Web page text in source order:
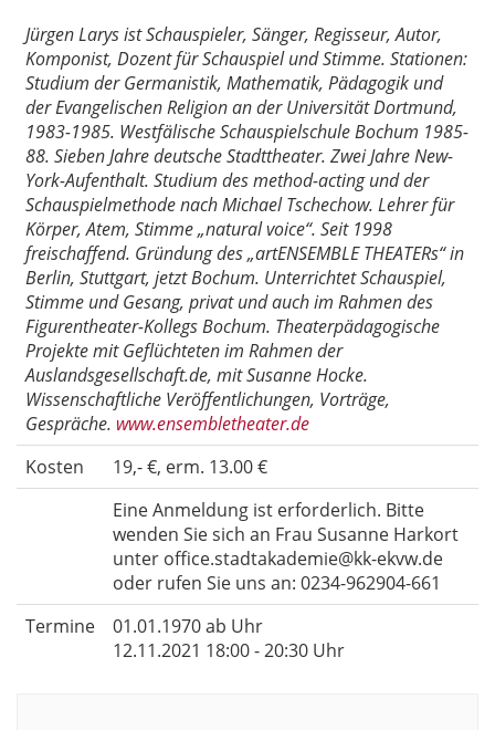
Jürgen Larys ist Schauspieler, Sänger, Regisseur, Autor,
Komponist, Dozent für Schauspiel und Stimme. Stationen:
Studium der Germanistik, Mathematik, Pädagogik und
der Evangelischen Religion an der Universität Dortmund,
1983-1985. Westfälische Schauspielschule Bochum 1985-
88. Sieben Jahre deutsche Stadttheater. Zwei Jahre New-
York-Aufenthalt. Studium des method-acting und der
Schauspielmethode nach Michael Tschechow. Lehrer für
Körper, Atem, Stimme „natural voice“. Seit 1998
freischaffend. Gründung des „artENSEMBLE THEATERs“ in
Berlin, Stuttgart, jetzt Bochum. Unterrichtet Schauspiel,
Stimme und Gesang, privat und auch im Rahmen des
Figurentheater-Kollegs Bochum. Theaterpädagogische
Projekte mit Geflüchteten im Rahmen der
Auslandsgesellschaft.de, mit Susanne Hocke.
Wissenschaftliche Veröffentlichungen, Vorträge,
Gespräche. www.ensembletheater.de
Kosten
19,- €, erm. 13.00 €
Eine Anmeldung ist erforderlich. Bitte
wenden Sie sich an Frau Susanne Harkort
unter office.stadtakademie@kk-ekvw.de
oder rufen Sie uns an: 0234-962904-661
Termine
01.01.1970 ab Uhr
12.11.2021 18:00 - 20:30 Uhr